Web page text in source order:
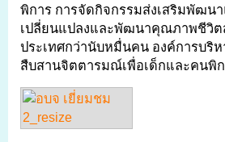
พิการ การจัดกิจกรรมส่งเสริมพัฒน
เปลี่ยนแปลงและพัฒนาคุณภาพชีวิต
ประเทศกว่านับหมื่นคน องค์การบริ
สืบสานจิตตารมณ์เพื่อเด็กและคนพิ